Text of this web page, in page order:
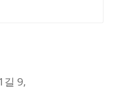
길 9,